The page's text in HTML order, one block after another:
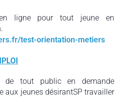
en ligne pour tout jeune en
test-orientation-metiers
de tout public en demande
aux jeunes désirantSP travailler